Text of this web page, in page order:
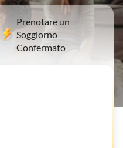
Prenotare un
Soggiorno
Confermato